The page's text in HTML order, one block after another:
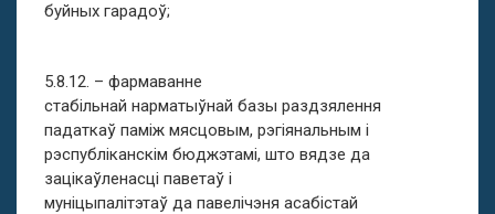
буйных гарадоў;
5.8.12. – фармаванне
стабільнай нарматыўнай базы раздзялення
падаткаў паміж мясцовым, рэгіянальным і
рэспубліканскім бюджэтамі, што вядзе да
зацікаўленасці паветаў і
муніцыпалітэтаў да павелічэня асабістай